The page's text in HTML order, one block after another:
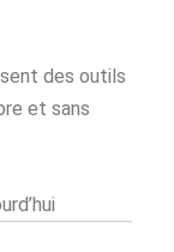
des outils
et sans